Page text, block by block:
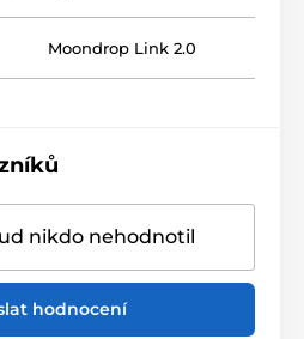
Moondrop Link 2.0
nikdo nehodnotil
hodnocení